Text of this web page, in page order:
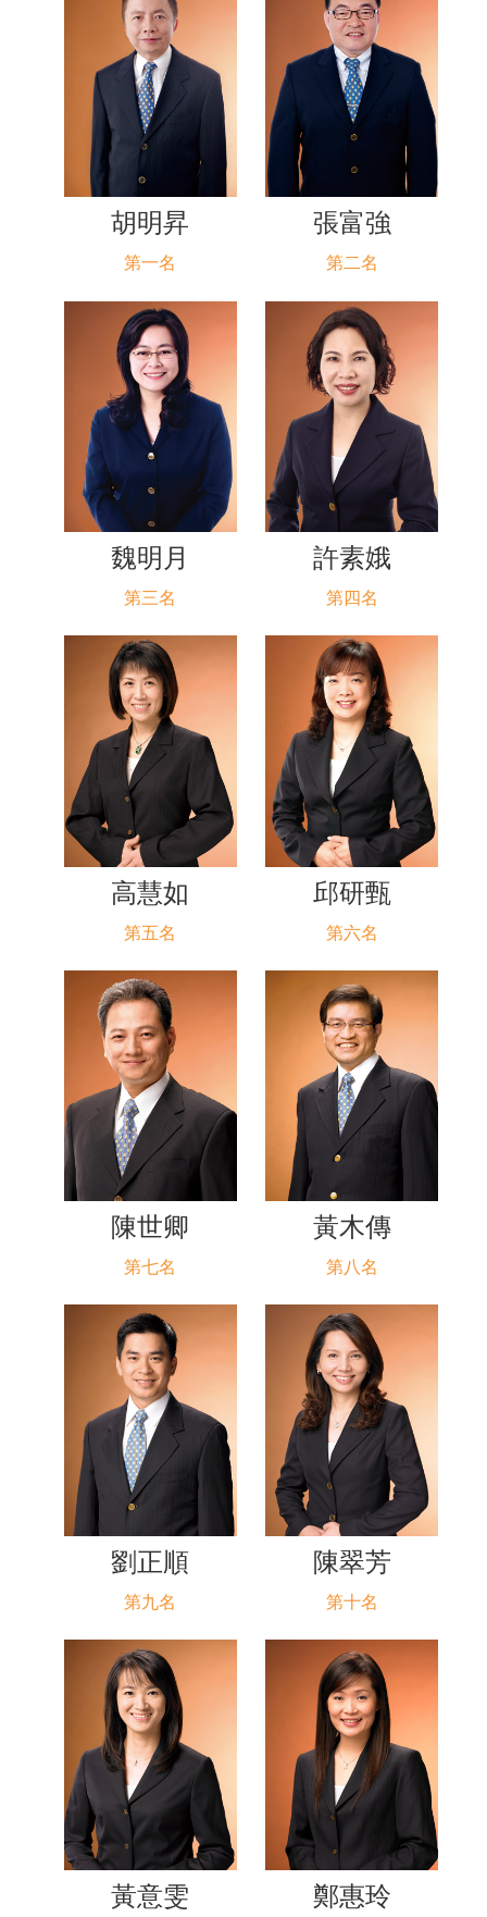
胡明昇
第一名
張富強
第二名
魏明月
第三名
許素娥
第四名
高慧如
第五名
邱研甄
第六名
陳世卿
第七名
黃木傳
第八名
劉正順
第九名
陳翠芳
第十名
黃意雯 鄭惠玲